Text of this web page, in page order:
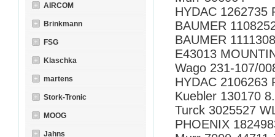
AIRCOM
Brinkmann
FSG
Klaschka
martens
Stork-Tronic
MOOG
Jahns
HYDAC 1262735
BAUMER
BAUMER
E43013
Wago 231-107/
HYDAC 2106263
Kuebler 130170
Turck 3025527
PHOENIX